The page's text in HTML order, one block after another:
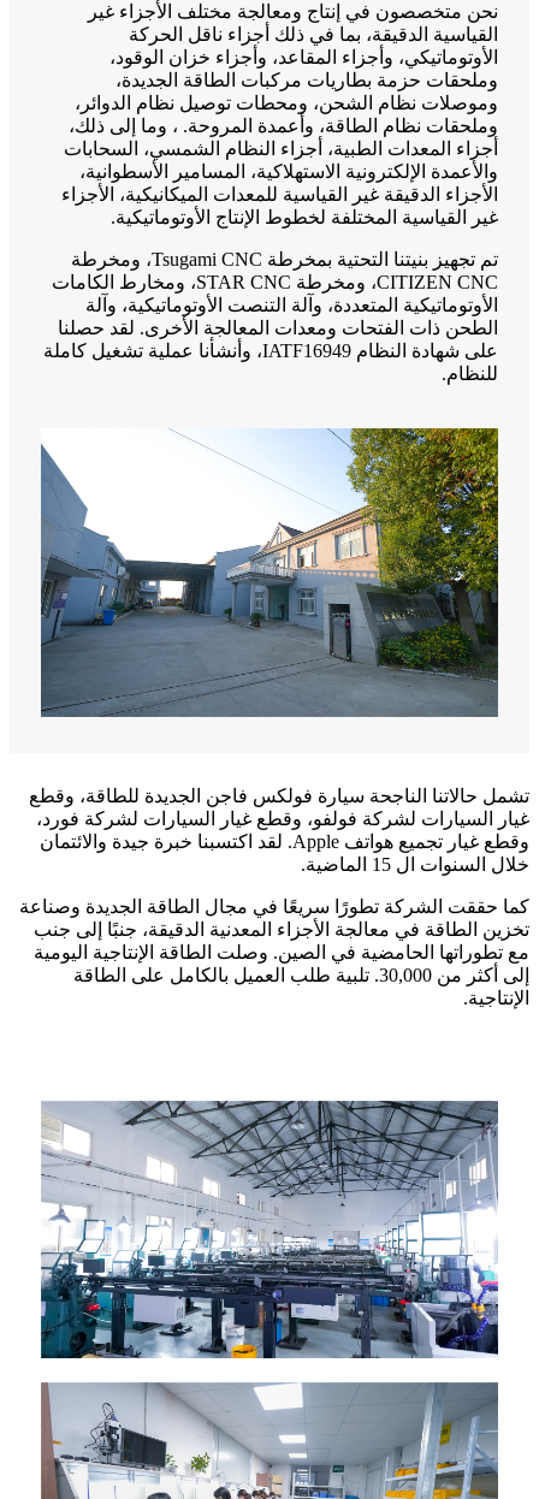
نحن متخصصون في إنتاج ومعالجة مختلف الأجزاء غير
القياسية الدقيقة، بما في ذلك أجزاء ناقل الحركة
الأوتوماتيكي، وأجزاء المقاعد، وأجزاء خزان الوقود،
وملحقات حزمة بطاريات مركبات الطاقة الجديدة،
وموصلات نظام الشحن، ومحطات توصيل نظام الدوائر،
وملحقات نظام الطاقة، وأعمدة المروحة. ، وما إلى ذلك،
أجزاء المعدات الطبية، أجزاء النظام الشمسي، السحابات
والأعمدة الإلكترونية الاستهلاكية، المسامير الأسطوانية،
الأجزاء الدقيقة غير القياسية للمعدات الميكانيكية، الأجزاء
غير القياسية المختلفة لخطوط الإنتاج الأوتوماتيكية.
تم تجهيز بنيتنا التحتية بمخرطة Tsugami CNC، ومخرطة
CITIZEN CNC، ومخرطة STAR CNC، ومخارط الكامات
الأوتوماتيكية المتعددة، وآلة التنصت الأوتوماتيكية، وآلة
الطحن ذات الفتحات ومعدات المعالجة الأخرى. لقد حصلنا
على شهادة النظام IATF16949، وأنشأنا عملية تشغيل كاملة
للنظام.
تشمل حالاتنا الناجحة سيارة فولكس فاجن الجديدة للطاقة، وقطع
غيار السيارات لشركة فولفو، وقطع غيار السيارات لشركة فورد،
وقطع غيار تجميع هواتف Apple. لقد اكتسبنا خبرة جيدة والائتمان
خلال السنوات ال 15 الماضية.
كما حققت الشركة تطورًا سريعًا في مجال الطاقة الجديدة وصناعة
تخزين الطاقة في معالجة الأجزاء المعدنية الدقيقة، جنبًا إلى جنب
مع تطوراتها الحامضية في الصين. وصلت الطاقة الإنتاجية اليومية
إلى أكثر من 30,000. تلبية طلب العميل بالكامل على الطاقة
الإنتاجية.